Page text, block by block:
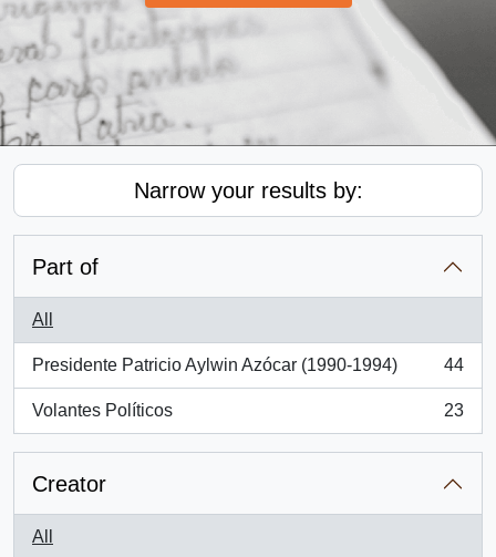
Narrow your results by:
Part of
All
Presidente Patricio Aylwin Azócar (1990-1994)
, 44 results
44
Volantes Políticos
, 23 results
23
Creator
All